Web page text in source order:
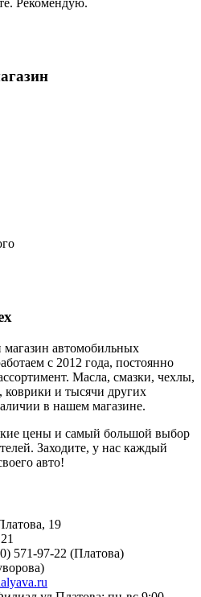
автомобильных
с 2012 года, постоянно
Масла, смазки, чехлы,
и тысячи других
в нашем магазине.
цены и самый большой выбор
Заходите, у нас каждый
авто!
19
571-97-22 (Платова)